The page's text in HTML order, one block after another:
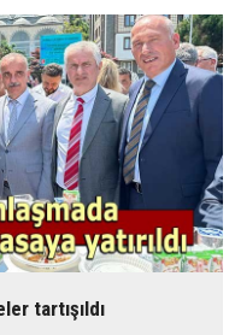
tartışıldı